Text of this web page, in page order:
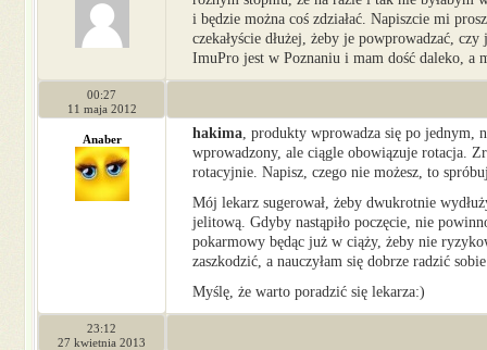
i będzie można coś zdziałać. Napiszcie mi
czekałyście dłużej, żeby je powprowadzać,
ImuPro jest w Poznaniu i mam dość daleko, a
00:27
11 maja 2012
Anaber hakima , produkty wprowadza się po
wprowadzony, ale ciągle obowiązuje rotacja.
rotacyjnie. Napisz, czego nie możesz, to
Mój lekarz sugerował, żeby dwukrotnie
jelitową. Gdyby nastąpiło poczęcie, nie
pokarmowy będąc już w ciąży, żeby nie
zaszkodzić, a nauczyłam się dobrze radzić
Myślę, że warto poradzić się lekarza:)
23:12
27 kwietnia 2013